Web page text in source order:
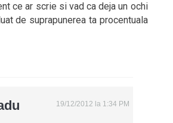
ce ar scrie si vad ca deja un ochi
de suprapunerea ta procentuala
19/12/2012 la 1:34 PM